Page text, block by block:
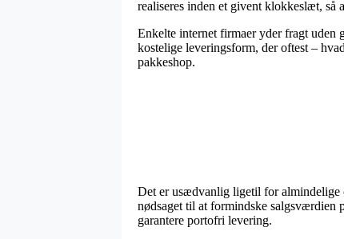
realiseres inden et givent klokkeslæt, så
Enkelte internet firmaer yder fragt uden
kostelige leveringsform, der oftest –
pakkeshop.
Det er usædvanlig ligetil for almindelige
nødsaget til at formindske salgsværdien
garantere portofri levering.